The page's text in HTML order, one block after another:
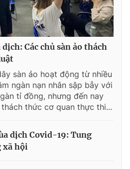
dịch: Các chủ sàn ảo thách
sàn ảo hoạt động từ nhiều
ngàn nạn nhân sập bẫy với
tỉ đồng, nhưng đến nay
thức cơ quan thực thi...
dịch Covid-19: Tung
xã hội